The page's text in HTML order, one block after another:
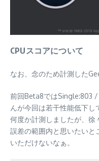
CPUスコアについて
なお、念のため計測した
前回Beta8ではSingle:803 /
んが今回は若干性能低下し
何度か計測しましたが、徐
誤差の範囲内と思いたいと
いただけないなぁ。